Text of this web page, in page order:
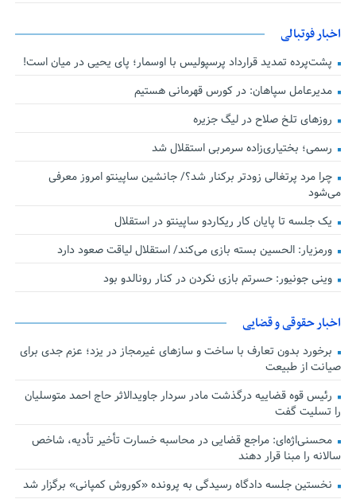
اخبار فوتبالی
پشت‌پرده تمدید قرارداد پرسپولیس با اوسمار؛ پای یحیی در میان است!
مدیرعامل سپاهان: در کورس قهرمانی هستیم
روزهای تلخ صلاح در لیگ جزیره
رسمی؛ بختیاری‌زاده سرمربی استقلال شد
چرا مرد پرتغالی زودتر برکنار شد؟/ جانشین ساپینتو امروز معرفی
می‌شود
یک جلسه تا پایان کار ریکاردو ساپینتو در استقلال
ورمزیار: الحسین بسته بازی می‌کند/ استقلال لیاقت صعود دارد
وینی جونیور: حسرتم بازی نکردن در کنار رونالدو بود
اخبار حقوقی و قضایی
برخورد بدون تعارف با ساخت‌ و سازهای غیرمجاز در یزد؛ عزم جدی برای
صیانت از طبیعت
رئیس قوه قضاییه درگذشت مادر سردار جاویدالاثر حاج احمد متوسلیان
را تسلیت گفت
محسنی‌اژه‌ای: مراجع قضایی در محاسبه خسارت تأخیر تأدیه، شاخص
سالانه را مبنا قرار دهند
نخستین جلسه دادگاه رسیدگی به پرونده «کوروش کمپانی» برگزار شد